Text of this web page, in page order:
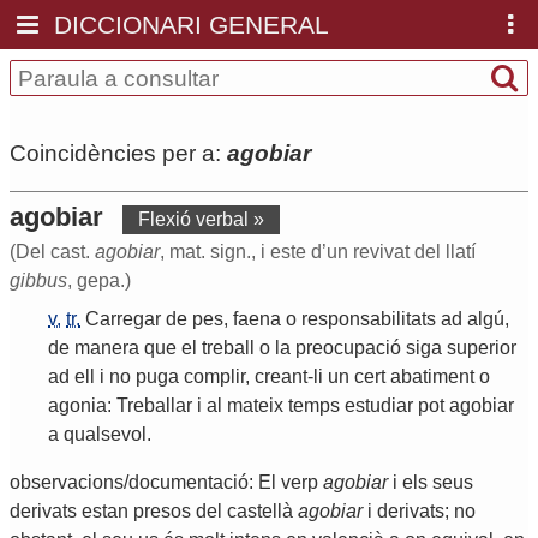
DICCIONARI GENERAL
Coincidències per a: agobiar
agobiar
Flexió verbal »
(Del cast. agobiar, mat. sign., i este d’un revivat del llatí
gibbus, gepa.)
v. tr. Carregar de pes, faena o responsabilitats ad algú,
de manera que el treball o la preocupació siga superior
ad ell i no puga complir, creant- li un cert abatiment o
agonia: Treballar i al mateix temps estudiar pot agobiar
a qualsevol .
observacions/documentació: El verp agobiari els seus
derivats estan presos del castellà agobiari derivats; no